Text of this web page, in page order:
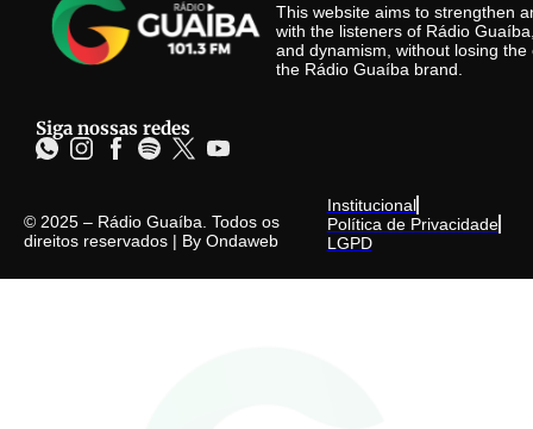
This website aims to strengthen
with the listeners of Rádio
and dynamism, without losing
the Rádio Guaíba brand.
Siga nossas redes
© 2025 – Rádio Guaíba. Todos os
direitos reservados | By Ondaweb
Institucional
Política de Privacidade
LGPD